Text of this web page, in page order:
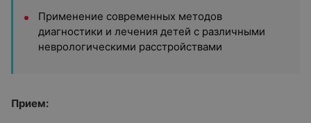
Применение современных методов
диагностики и лечения детей с различными
неврологическими расстройствами
Прием: